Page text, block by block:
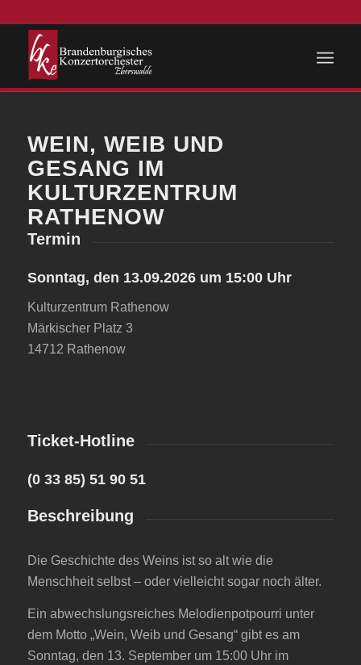
WEIN, WEIB UND
GESANG IM
KULTURZENTRUM
RATHENOW
Termin
Sonntag, den 13.09.2026 um 15:00 Uhr
Kulturzentrum Rathenow
Märkischer Platz 3
14712 Rathenow
Ticket-Hotline
(0 33 85) 51 90 51
Beschreibung
Die Geschichte des Weins ist so alt wie die
Menschheit selbst – oder vielleicht sogar noch älter.
Ein abwechslungsreiches Melodienpotpourri unter
dem Motto „Wein, Weib und Gesang“ gibt es am
Sonntag, den 13. September um 15:00 Uhr im